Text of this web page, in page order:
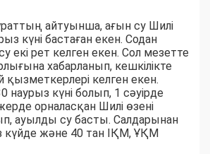
айтуынша, ағын су Шилі
күні бастаған екен. Содан
екі рет келген екен. Сол мезетте
хабарланып, кешкілікте
келген екен.
наурыз күні болып, 1 сәуірде
орналасқан Шилі өзені
ауылды су басты. Салдарынан
күйде және 40 тан ІҚМ, ҰҚМ